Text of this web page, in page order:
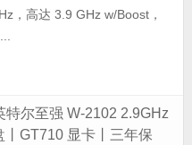
，高达 3.9 GHz w/Boost，
尔至强 W-2102 2.9GHz
丨GT710 显卡丨三年保